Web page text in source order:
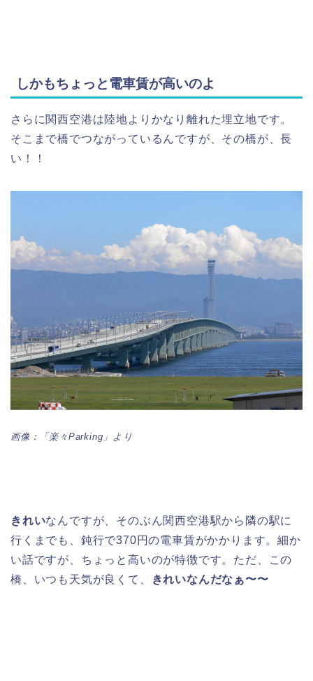
しかもちょっと電車賃が高いのよ
さらに関西空港は陸地よりかなり離れた埋立地です。
そこまで橋でつながっているんですが、その橋が、長
い！！
画像：「楽々Parking」より
きれいなんですが、そのぶん関西空港駅から隣の駅に
行くまでも、鈍行で370円の電車賃がかかります。細か
い話ですが、ちょっと高いのが特徴です。ただ、この
橋、いつも天気が良くて、
きれいなんだなぁ〜〜